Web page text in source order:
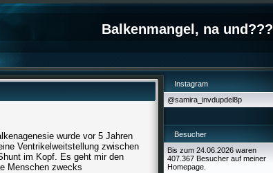
Balkenmangel, na und???
wurde vor 5 Jahren
Ventrikelweitstellung zwischen
im Kopf. Es geht mir den
Menschen zwecks
Instagram
@samira_invdupdel8p
Besucher
Bis zum 24.06.2026 waren
407.367 Besucher auf meiner
Homepage.